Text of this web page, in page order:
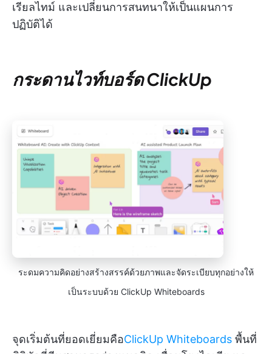
เรียลไทม์ และเปลี่ยนการสนทนาให้เป็นแผนการ
ปฏิบัติได้
กระดานไวท์บอร์ด ClickUp
ระดมความคิดอย่างสร้างสรรค์ด้วยภาพและจัดระเบียบทุกอย่างให้
เป็นระบบด้วย ClickUp Whiteboards
จุดเริ่มต้นที่ยอดเยี่ยมคือClickUp Whiteboards พื้นที่